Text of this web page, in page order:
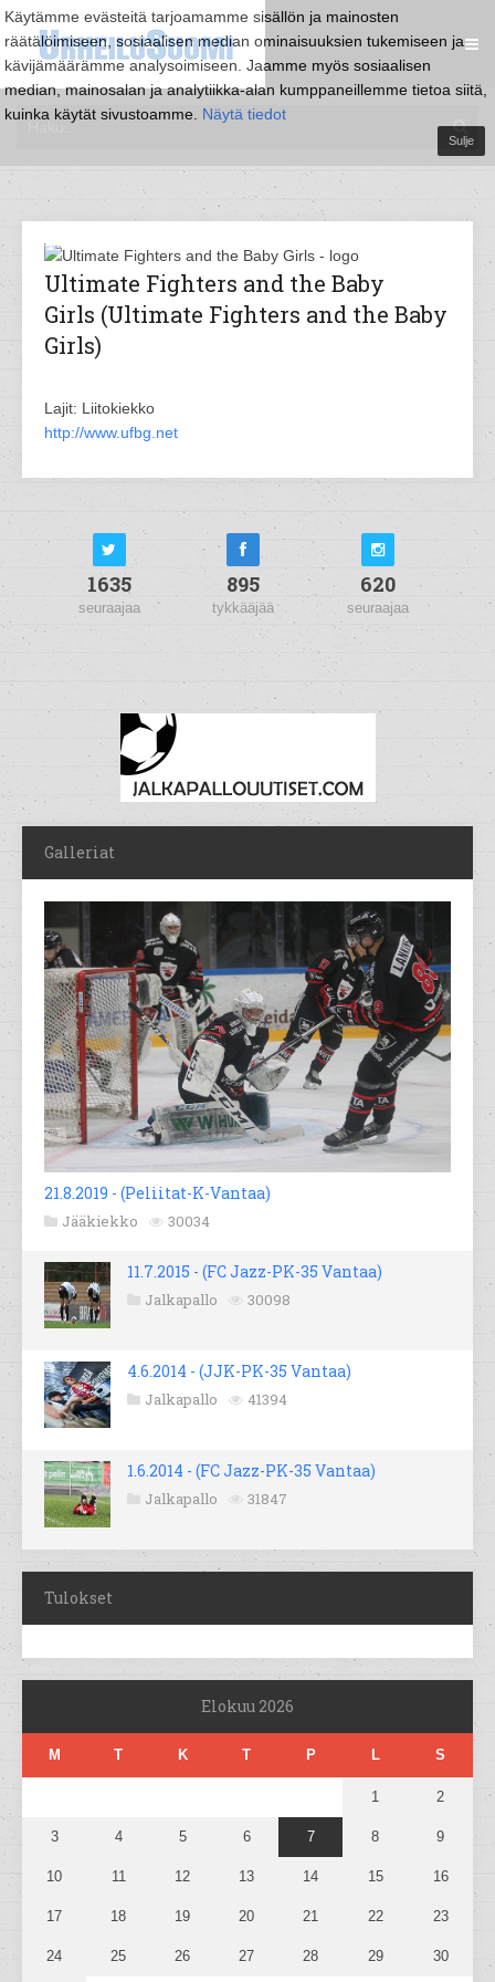
Käytämme evästeitä tarjoamamme sisällön ja mainosten
räätälöimiseen, sosiaalisen median ominaisuuksien tukemiseen ja
kävijämäärämme analysoimiseen. Jaamme myös sosiaalisen
median, mainosalan ja analytiikka-alan kumppaneillemme tietoa siitä,
kuinka käytät sivustoamme. Näytä tiedot
Sulje
Ultimate Fighters and the Baby
Girls (Ultimate Fighters and the Baby
Girls)
Lajit: Liitokiekko
http://www.ufbg.net
1635
seuraajaa
895
tykkääjää
620
seuraajaa
Galleriat
21.8.2019 - (Peliitat-K-Vantaa)
Jääkiekko 30034
11.7.2015 - (FC Jazz-PK-35 Vantaa)
Jalkapallo 30098
4.6.2014 - (JJK-PK-35 Vantaa)
Jalkapallo 41394
1.6.2014 - (FC Jazz-PK-35 Vantaa)
Jalkapallo 31847
Tulokset
Elokuu 2026
M T K T P L S
1 2
3 4 5 6 7 8 9
10 11 12 13 14 15 16
17 18 19 20 21 22 23
24 25 26 27 28 29 30